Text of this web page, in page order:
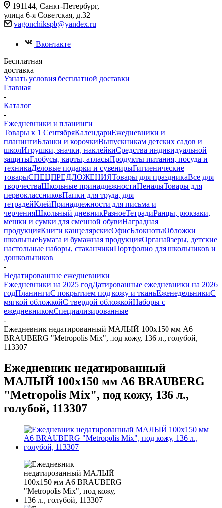
191144, Санкт-Петербург,
улица 6-я Советская, д.32
vagonchikspb@yandex.ru
Вконтакте
Бесплатная
доставка
Узнать условия бесплатной доставки
Главная
-
Каталог
-
Ежедневники и планинги
Товары к 1 СентябряКалендариЕжедневники и
планингиБланки и корочкиВыпускникам детских садов и
школИгрушки, значки, наклейкиСредства индивидуальной
защитыГлобусы, карты, атласыПродукты питания, посуда и
техникаДеловые подарки и сувенирыГигиенические
товарыСПЕЦПРЕДЛОЖЕНИЯТовары для праздникаВсе для
творчестваШкольные принадлежностиПеналыТовары для
первоклассниковПапки для труда, для
тетрадейКлейПринадлежности для письма и
черченияШкольный дневникРазноеТетрадиРанцы, рюкзаки,
мешки и сумки для сменной обувиНаградная
продукцияКниги канцелярскиеОфисБлокнотыОбложки
школьныеБумага и бумажная продукцияОрганайзеры, детские
настольные наборы, стаканчикиПортфолио для школьников и
дошкольников
-
Недатированные ежедневники
Ежедневники на 2025 годДатированные ежедневники на 2026
годПланингиС покрытием под кожу и тканьЕженедельникиС
мягкой обложкойС твердой обложкойНаборы с
ежедневникомСпециализированные
-
Ежедневник недатированный МАЛЫЙ 100х150 мм А6
BRAUBERG "Metropolis Mix", под кожу, 136 л., голубой,
113307
Ежедневник недатированный
МАЛЫЙ 100х150 мм А6 BRAUBERG
"Metropolis Mix", под кожу, 136 л.,
голубой, 113307